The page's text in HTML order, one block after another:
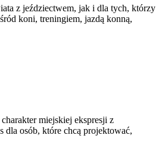
z jeździectwem, jak i dla tych, którzy
koni, treningiem, jazdą konną,
miejskiej ekspresji z
dla osób, które chcą projektować,